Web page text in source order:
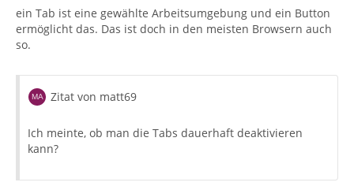
ein Tab ist eine gewählte Arbeitsumgebung und ein Button
ermöglicht das. Das ist doch in den meisten Browsern auch
so.
Zitat von matt69
Ich meinte, ob man die Tabs dauerhaft deaktivieren
kann?